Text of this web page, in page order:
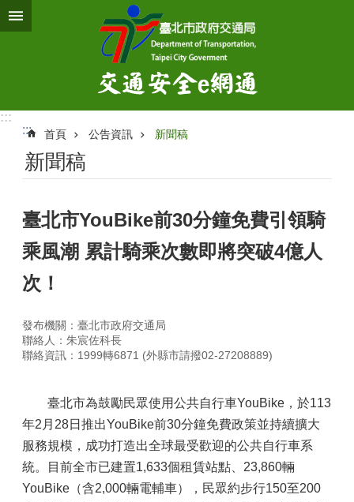
跳到主要內容區塊
:::
:::
首頁 公告資訊 新聞稿
新聞稿
臺北市YouBike前30分鐘免費引領騎
乘風潮 累計騎乘次數即將突破4億人
次！
發布機關：臺北市政府交通局
聯絡人：朱宸佐科長
聯絡資訊：1999轉6871 (外縣市請撥02-27208889)
臺北市為鼓勵民眾使用公共自行車YouBike，於113
年2月28日推出YouBike前30分鐘免費政策並持續擴大
服務規模，成功打造出全球最受歡迎的公共自行車系
統。目前全市已建置1,633個租賃站點、23,860輛
YouBike（含2,000輛電輔車），民眾約步行150至200